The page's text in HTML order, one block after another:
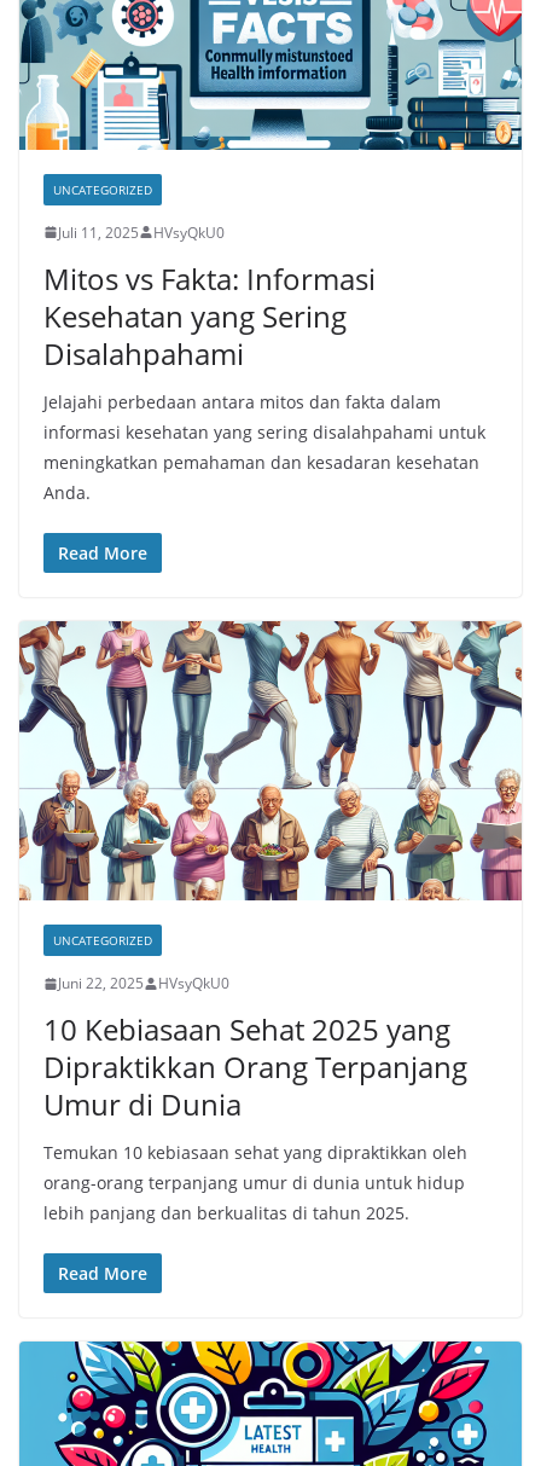
UNCATEGORIZED
Juli 11, 2025 HVsyQkU0
Mitos vs Fakta: Informasi
Kesehatan yang Sering
Disalahpahami
Jelajahi perbedaan antara mitos dan fakta dalam
informasi kesehatan yang sering disalahpahami untuk
meningkatkan pemahaman dan kesadaran kesehatan
Anda.
Read More
UNCATEGORIZED
Juni 22, 2025 HVsyQkU0
10 Kebiasaan Sehat 2025 yang
Dipraktikkan Orang Terpanjang
Umur di Dunia
Temukan 10 kebiasaan sehat yang dipraktikkan oleh
orang-orang terpanjang umur di dunia untuk hidup
lebih panjang dan berkualitas di tahun 2025.
Read More